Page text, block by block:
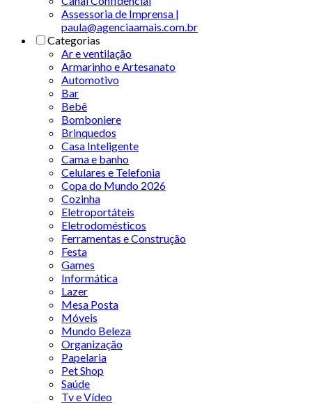
Assessoria de Imprensa |
paula@agenciaamais.com.br
Categorias
Ar e ventilação
Armarinho e Artesanato
Automotivo
Bar
Bebê
Bomboniere
Brinquedos
Casa Inteligente
Cama e banho
Celulares e Telefonia
Copa do Mundo 2026
Cozinha
Eletroportáteis
Eletrodomésticos
Ferramentas e Construção
Festa
Games
Informática
Lazer
Mesa Posta
Móveis
Mundo Beleza
Organização
Papelaria
Pet Shop
Saúde
Tv e Vídeo